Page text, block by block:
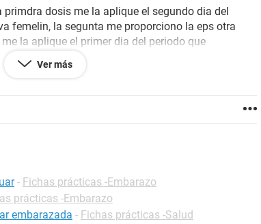
primdra dosis me la aplique el segundo dia del
femelin, la segunta me proporciono la eps otra
la aplique el primer dia del periodo que
mes, me da miedo que esta droga por ser tan fuerte
Ver más
- Fichas prácticas -Embarazo
prácticas -Embarazo
embarazada - Fichas prácticas -Salud